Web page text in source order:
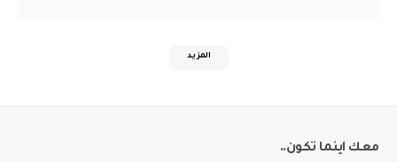
المزيد
معك اينما تكون..